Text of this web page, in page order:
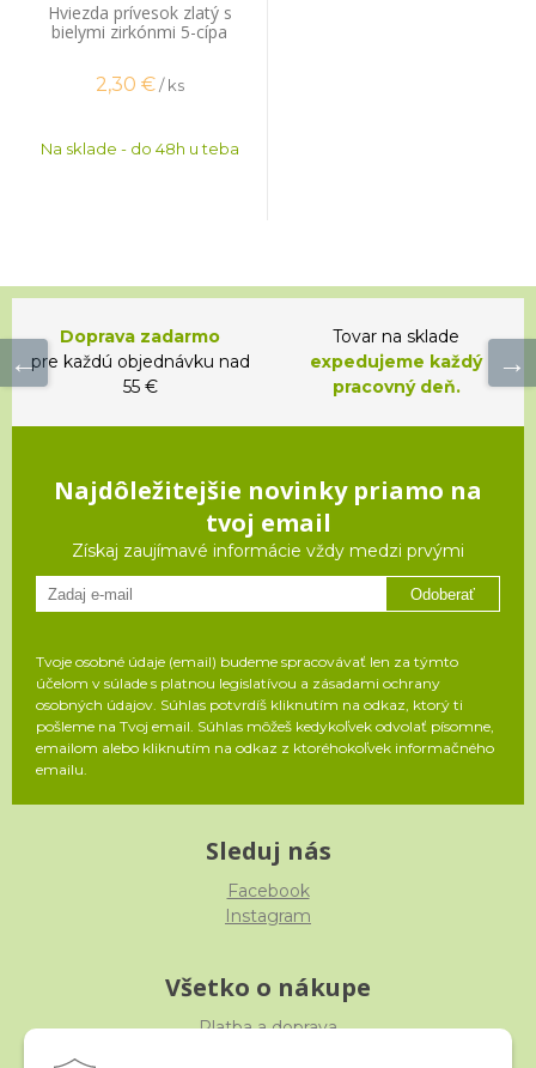
Hviezda prívesok zlatý s
bielymi zirkónmi 5-cípa
2,30 € / ks
Na sklade - do 48h u teba
Doprava zadarmo
pre každú objednávku nad
55 €
Tovar na sklade
expedujeme každý
pracovný deň.
Najdôležitejšie novinky priamo na
tvoj email
Získaj zaujímavé informácie vždy medzi prvými
Odoberať
Tvoje osobné údaje (email) budeme spracovávať len za týmto
účelom v súlade s platnou legislatívou a zásadami ochrany
osobných údajov. Súhlas potvrdíš kliknutím na odkaz, ktorý ti
pošleme na Tvoj email. Súhlas môžeš kedykoľvek odvolať písomne,
emailom alebo kliknutím na odkaz z ktoréhokoľvek informačného
emailu.
Sleduj nás
Facebook
Instagram
Všetko o nákupe
Platba a doprava